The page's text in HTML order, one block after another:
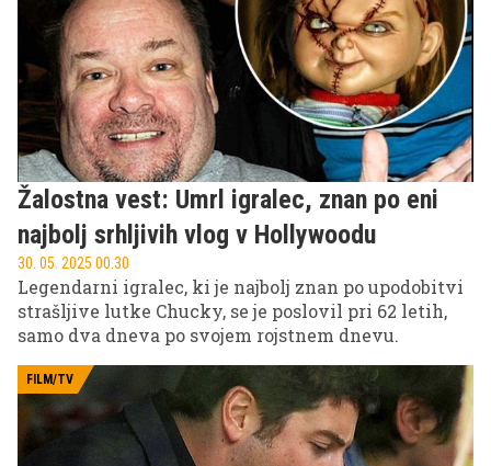
Žalostna vest: Umrl igralec, znan po eni
najbolj srhljivih vlog v Hollywoodu
30. 05. 2025 00.30
Legendarni igralec, ki je najbolj znan po upodobitvi
strašljive lutke Chucky, se je poslovil pri 62 letih,
samo dva dneva po svojem rojstnem dnevu.
FILM/TV